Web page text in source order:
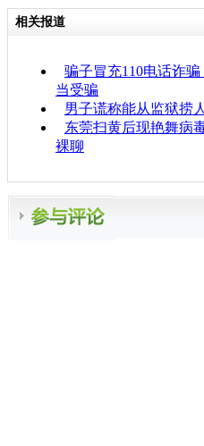
相关报道
骗子冒充110电话诈
当受骗
男子谎称能从监狱捞
东莞扫黄后现艳舞病
裸聊